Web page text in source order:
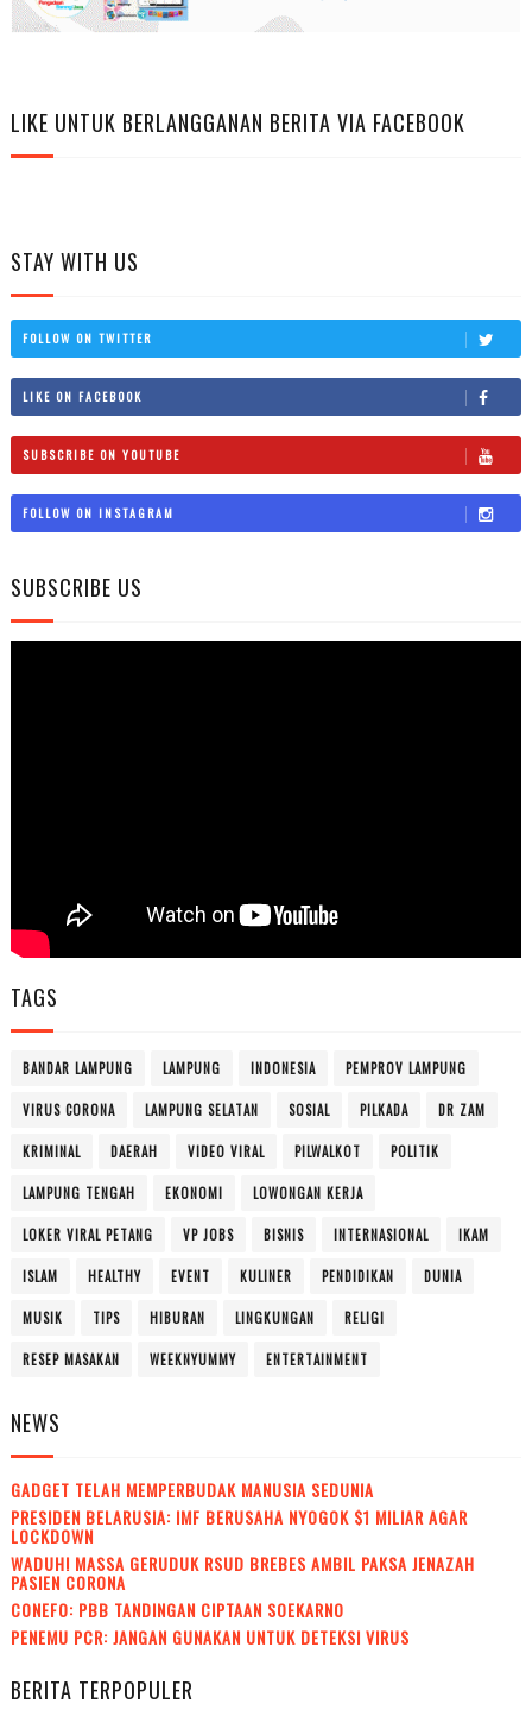
LIKE UNTUK BERLANGGANAN BERITA VIA FACEBOOK
STAY WITH US
FOLLOW ON TWITTER
LIKE ON FACEBOOK
SUBSCRIBE ON YOUTUBE
FOLLOW ON INSTAGRAM
SUBSCRIBE US
TAGS
BANDAR LAMPUNG LAMPUNG INDONESIA PEMPROV LAMPUNG
VIRUS CORONA LAMPUNG SELATAN SOSIAL PILKADA DR ZAM
KRIMINAL DAERAH VIDEO VIRAL PILWALKOT POLITIK
LAMPUNG TENGAH EKONOMI LOWONGAN KERJA
LOKER VIRAL PETANG VP JOBS BISNIS INTERNASIONAL IKAM
ISLAM HEALTHY EVENT KULINER PENDIDIKAN DUNIA
MUSIK TIPS HIBURAN LINGKUNGAN RELIGI
RESEP MASAKAN WEEKNYUMMY ENTERTAINMENT
NEWS
GADGET TELAH MEMPERBUDAK MANUSIA SEDUNIA
PRESIDEN BELARUSIA: IMF BERUSAHA NYOGOK $1 MILIAR AGAR
LOCKDOWN
WADUH! MASSA GERUDUK RSUD BREBES AMBIL PAKSA JENAZAH
PASIEN CORONA
CONEFO: PBB TANDINGAN CIPTAAN SOEKARNO
PENEMU PCR: JANGAN GUNAKAN UNTUK DETEKSI VIRUS
BERITA TERPOPULER